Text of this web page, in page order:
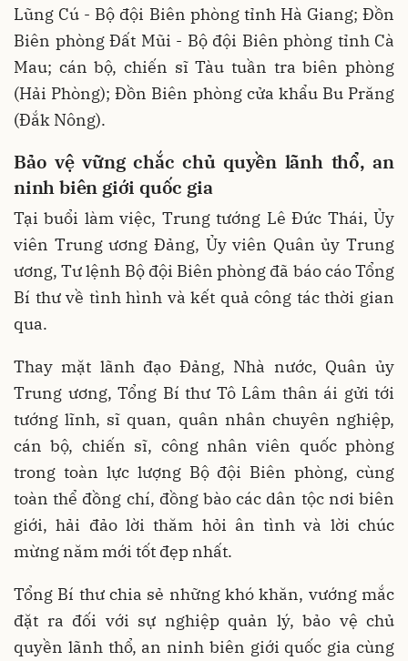
Lũng Cú - Bộ đội Biên phòng tỉnh Hà Giang; Đồn
Biên phòng Đất Mũi - Bộ đội Biên phòng tỉnh Cà
Mau; cán bộ, chiến sĩ Tàu tuần tra biên phòng
(Hải Phòng); Đồn Biên phòng cửa khẩu Bu Prăng
(Đắk Nông).
Bảo vệ vững chắc chủ quyền lãnh thổ, an
ninh biên giới quốc gia
Tại buổi làm việc, Trung tướng Lê Đức Thái, Ủy
viên Trung ương Đảng, Ủy viên Quân ủy Trung
ương, Tư lệnh Bộ đội Biên phòng đã báo cáo Tổng
Bí thư về tình hình và kết quả công tác thời gian
qua.
Thay mặt lãnh đạo Đảng, Nhà nước, Quân ủy
Trung ương, Tổng Bí thư Tô Lâm thân ái gửi tới
tướng lĩnh, sĩ quan, quân nhân chuyên nghiệp,
cán bộ, chiến sĩ, công nhân viên quốc phòng
trong toàn lực lượng Bộ đội Biên phòng, cùng
toàn thể đồng chí, đồng bào các dân tộc nơi biên
giới, hải đảo lời thăm hỏi ân tình và lời chúc
mừng năm mới tốt đẹp nhất.
Tổng Bí thư chia sẻ những khó khăn, vướng mắc
đặt ra đối với sự nghiệp quản lý, bảo vệ chủ
quyền lãnh thổ, an ninh biên giới quốc gia cùng